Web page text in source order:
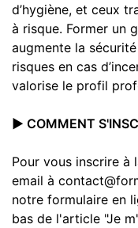
d’hygiène, et ceux
à risque. Former un
augmente la
risques en cas
valorise le profil
▶️ COMMENT
Pour vous inscrire à
email à
notre formulaire en
bas de l'article "Je